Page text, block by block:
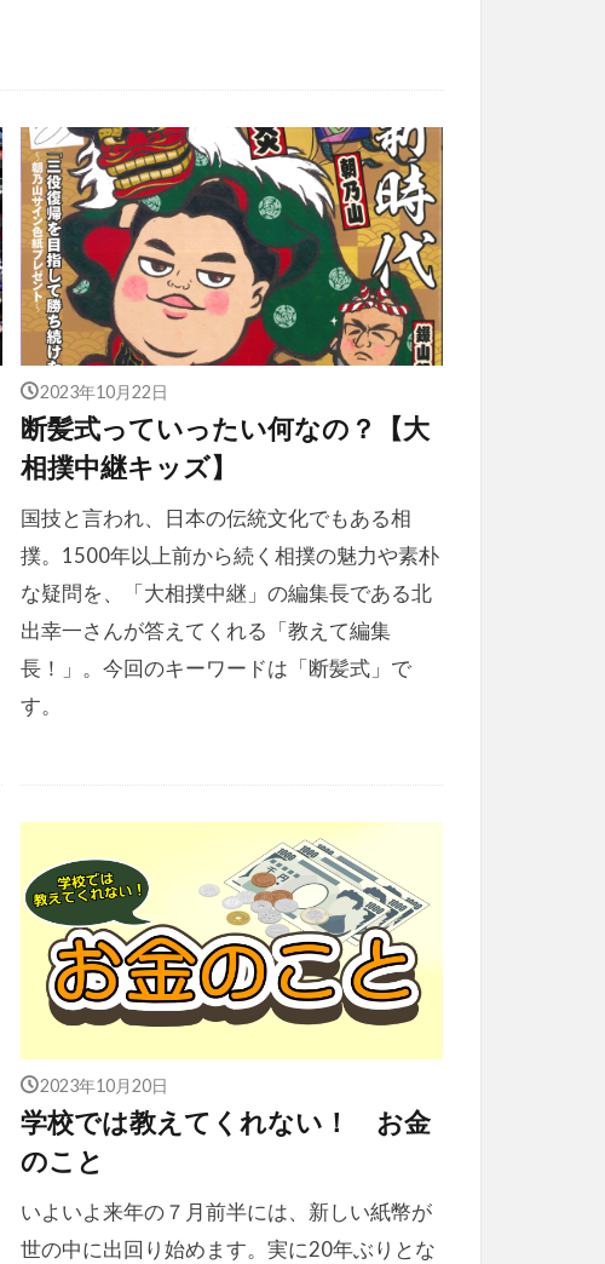
2023年10月22日
断髪式っていったい何なの？【大
相撲中継キッズ】
国技と言われ、日本の伝統文化でもある相
撲。1500年以上前から続く相撲の魅力や素朴
な疑問を、「大相撲中継」の編集長である北
出幸一さんが答えてくれる「教えて編集
長！」。今回のキーワードは「断髪式」で
す。
2023年10月20日
学校では教えてくれない！ お金
のこと
いよいよ来年の７月前半には、新しい紙幣が
世の中に出回り始めます。実に20年ぶりとな